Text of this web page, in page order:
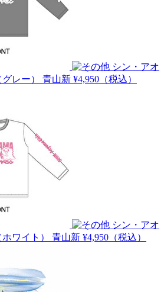
シン・アオ
レー） 青山新 ¥4,950（税込）
シン・アオ
ワイト） 青山新 ¥4,950（税込）